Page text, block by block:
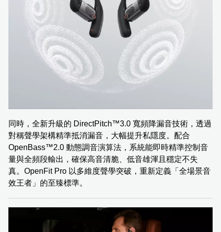
同時，全新升級的 DirectPitch™️3.0 寬頻降漏音技術，透過
對稱聲學架構精準抵消漏音，大幅提升私隱度。配合
OpenBass™️2.0 動態調音演算法，系統能即時精準控制音
量與全頻段輸出，確保高音清脆、低音雄渾且穩定不失
真。OpenFit Pro 以多維度聲學突破，重新定義「全場景音
效王者」的至臻標準。